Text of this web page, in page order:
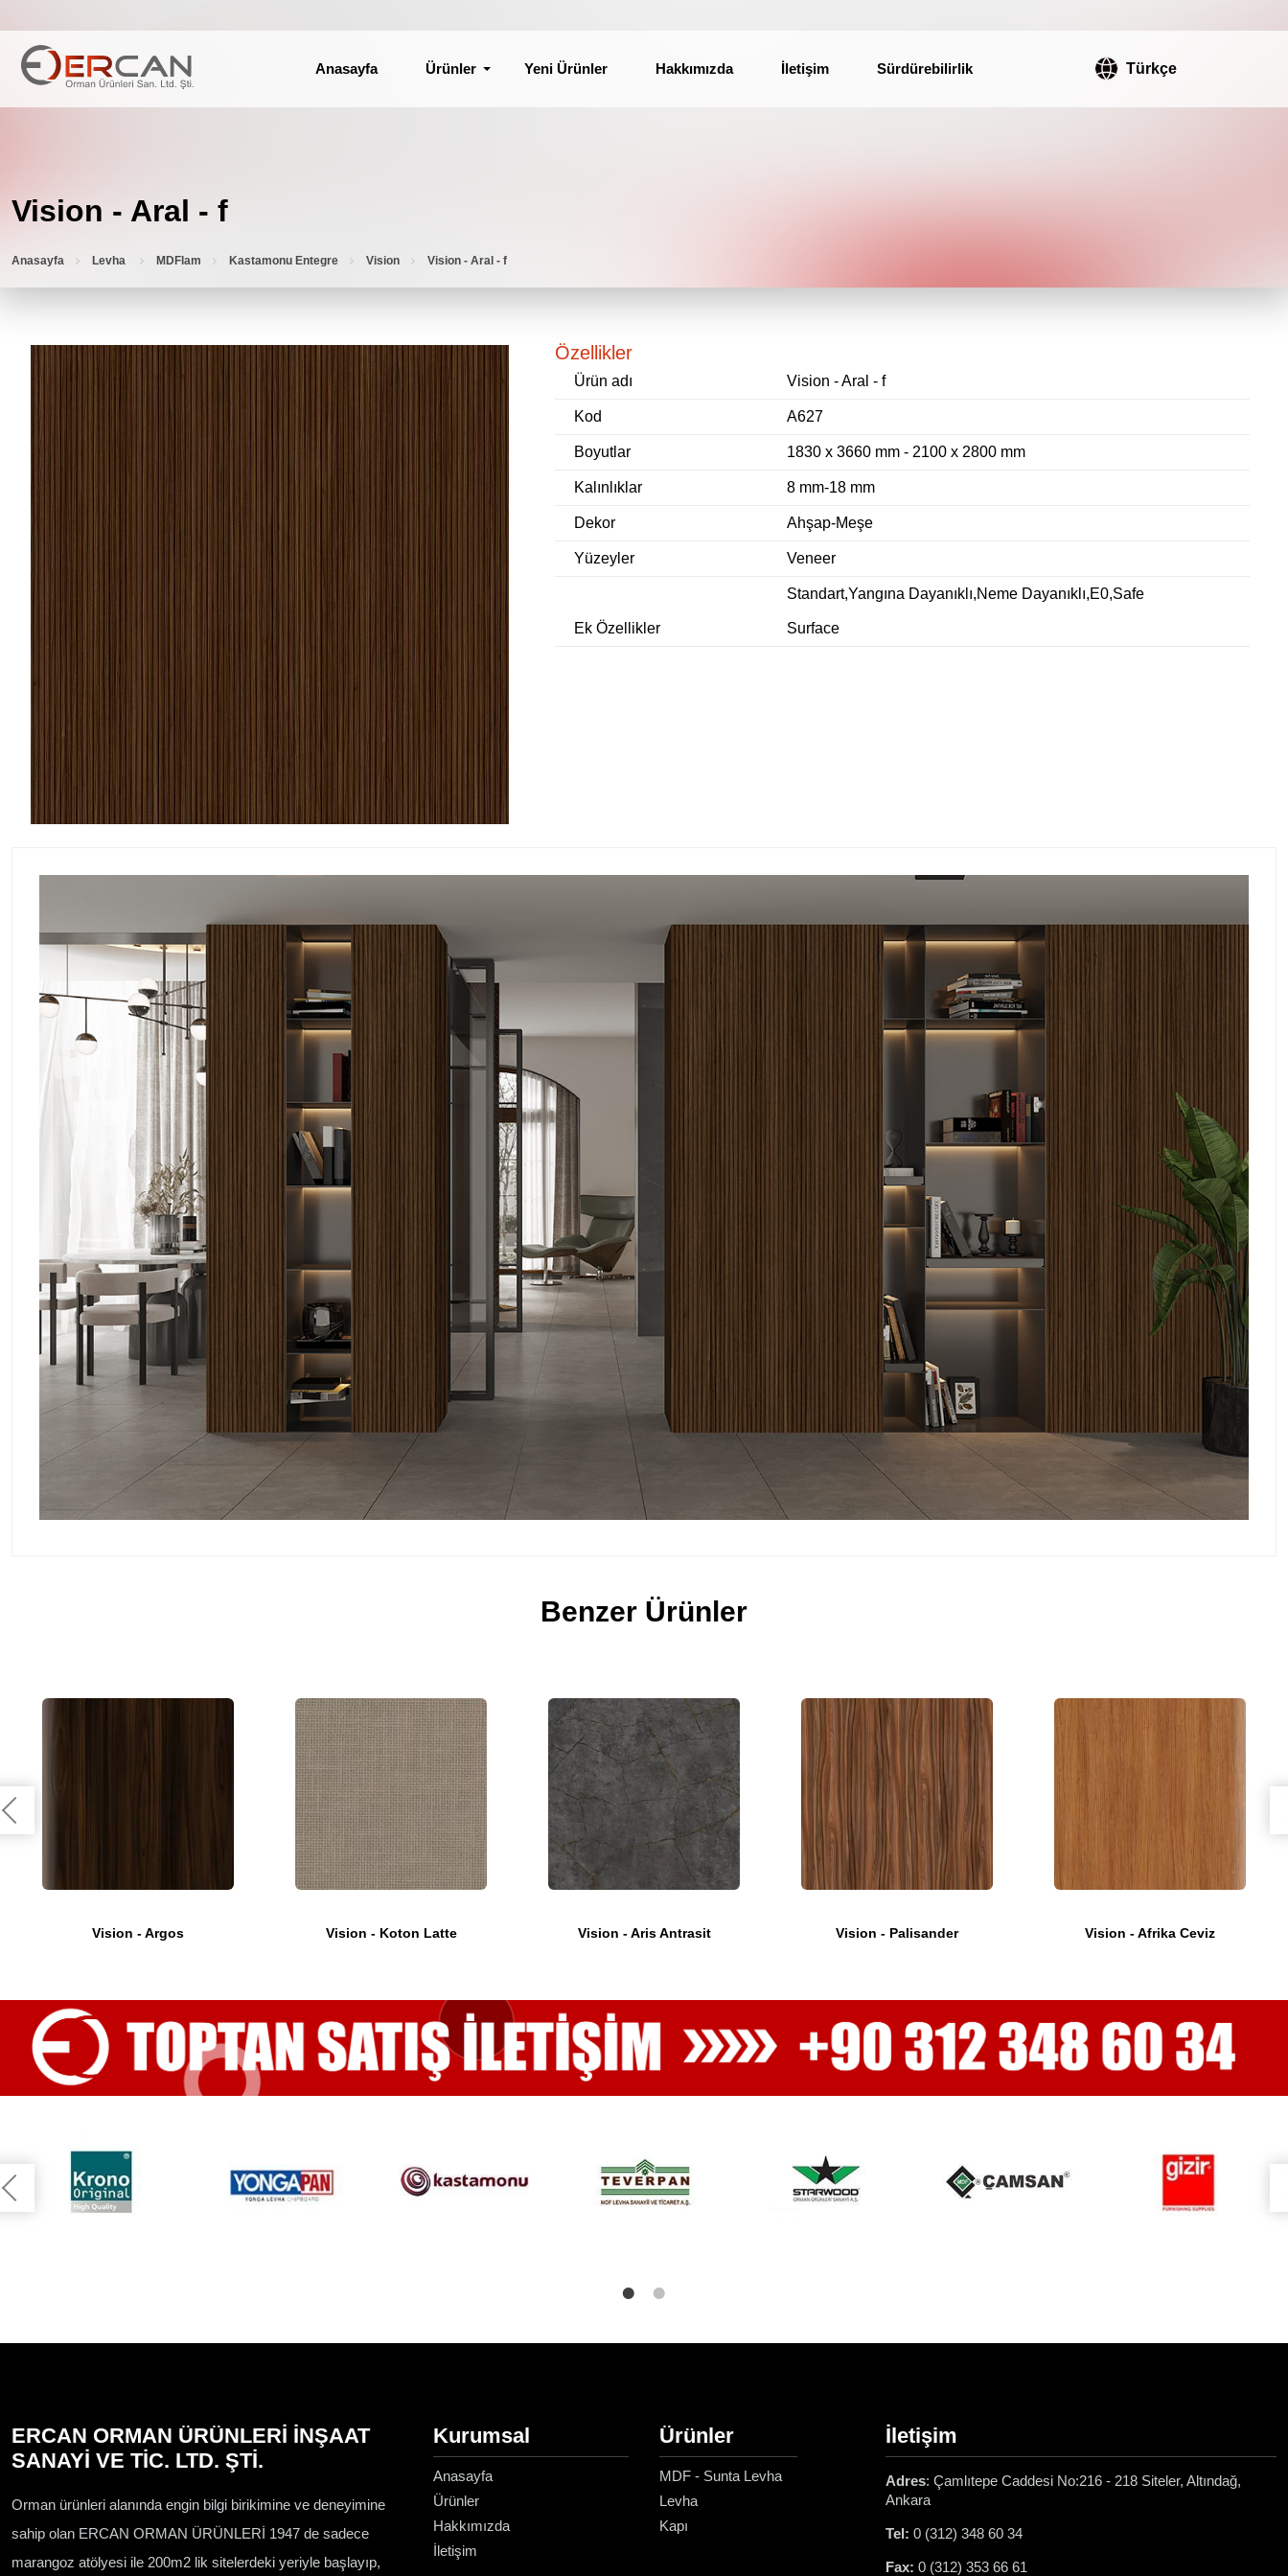
Anasayfa Ürünler Yeni Ürünler Hakkımızda İletişim Sürdürebilirlik Türkçe
Vision - Aral - f
Anasayfa Levha MDFlam Kastamonu Entegre Vision Vision - Aral - f
Özellikler
Ürün adı Vision - Aral - f
Kod A627
Boyutlar 1830 x 3660 mm - 2100 x 2800 mm
Kalınlıklar 8 mm-18 mm
Dekor Ahşap-Meşe
Yüzeyler Veneer
Ek Özellikler
Standart,Yangına Dayanıklı,Neme Dayanıklı,E0,Safe
Surface
Benzer Ürünler
Vision - Argos Vision - Koton Latte Vision - Aris Antrasit Vision - Palisander Vision - Afrika Ceviz
ERCAN ORMAN ÜRÜNLERİ İNŞAAT
SANAYİ VE TİC. LTD. ŞTİ.
Orman ürünleri alanında engin bilgi birikimine ve deneyimine
sahip olan ERCAN ORMAN ÜRÜNLERİ 1947 de sadece
marangoz atölyesi ile 200m2 lik sitelerdeki yeriyle başlayıp,
Kurumsal
Anasayfa
Ürünler
Hakkımızda
İletişim
Ürünler
MDF - Sunta Levha
Levha
Kapı
İletişim
Adres: Çamlıtepe Caddesi No:216 - 218 Siteler, Altındağ,
Ankara
Tel: 0 (312) 348 60 34
Fax: 0 (312) 353 66 61